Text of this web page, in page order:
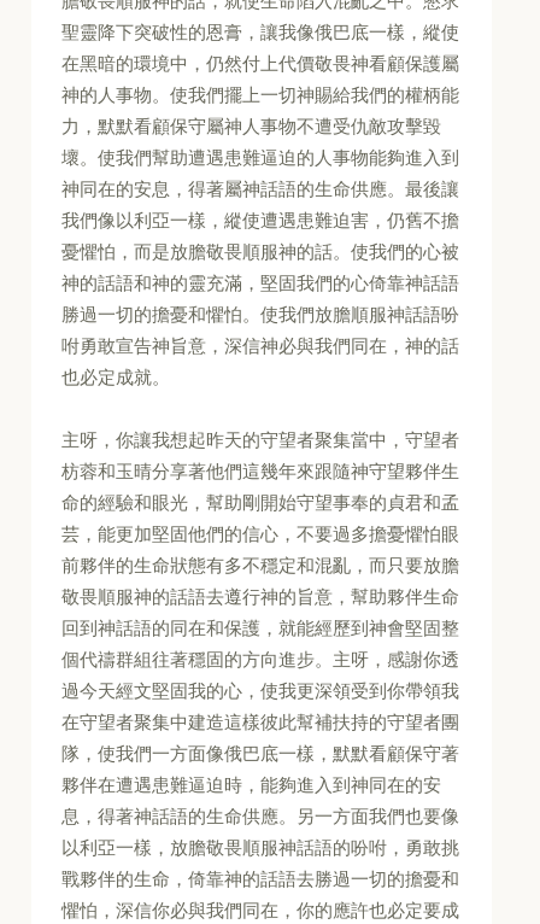
聖靈降下突破性的恩膏，讓我像俄巴底一樣，縱使
在黑暗的環境中，仍然付上代價敬畏神看顧保護屬
神的人事物。使我們擺上一切神賜給我們的權柄能
力，默默看顧保守屬神人事物不遭受仇敵攻擊毀
壞。使我們幫助遭遇患難逼迫的人事物能夠進入到
神同在的安息，得著屬神話語的生命供應。最後讓
我們像以利亞一樣，縱使遭遇患難迫害，仍舊不擔
憂懼怕，而是放膽敬畏順服神的話。使我們的心被
神的話語和神的靈充滿，堅固我們的心倚靠神話語
勝過一切的擔憂和懼怕。使我們放膽順服神話語吩
咐勇敢宣告神旨意，深信神必與我們同在，神的話
也必定成就。
主呀，你讓我想起昨天的守望者聚集當中，守望者
枋蓉和玉晴分享著他們這幾年來跟隨神守望夥伴生
命的經驗和眼光，幫助剛開始守望事奉的貞君和孟
芸，能更加堅固他們的信心，不要過多擔憂懼怕眼
前夥伴的生命狀態有多不穩定和混亂，而只要放膽
敬畏順服神的話語去遵行神的旨意，幫助夥伴生命
回到神話語的同在和保護，就能經歷到神會堅固整
個代禱群組往著穩固的方向進步。主呀，感謝你透
過今天經文堅固我的心，使我更深領受到你帶領我
在守望者聚集中建造這樣彼此幫補扶持的守望者團
隊，使我們一方面像俄巴底一樣，默默看顧保守著
夥伴在遭遇患難逼迫時，能夠進入到神同在的安
息，得著神話語的生命供應。另一方面我們也要像
以利亞一樣，放膽敬畏順服神話語的吩咐，勇敢挑
戰夥伴的生命，倚靠神的話語去勝過一切的擔憂和
懼怕，深信你必與我們同在，你的應許也必定要成